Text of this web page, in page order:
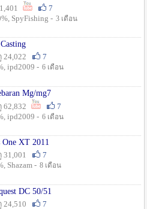
7
SpyFishing - 3 เดือน
24,022
7
ipd2009 - 6 เดือน
Mg/mg7
62,832
7
ipd2009 - 6 เดือน
One XT 2011
31,001
7
Shazam - 8 เดือน
DC 50/51
24,510
7